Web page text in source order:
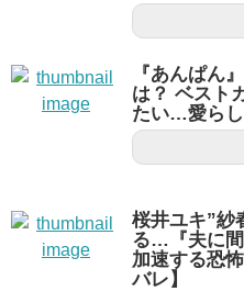
『あんぱん
は？ ベスト
たい…愛らし
桜井ユキ”紗
る…『夫に
加速する恐
バレ】